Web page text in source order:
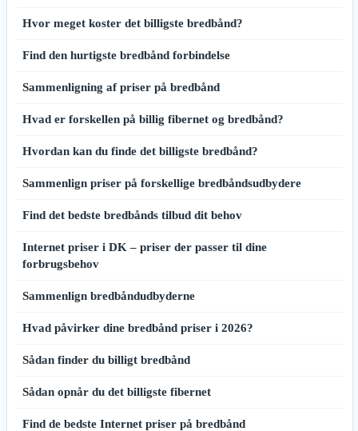
Hvor meget koster det billigste bredbånd?
Find den hurtigste bredbånd forbindelse
Sammenligning af priser på bredbånd
Hvad er forskellen på billig fibernet og bredbånd?
Hvordan kan du finde det billigste bredbånd?
Sammenlign priser på forskellige bredbåndsudbydere
Find det bedste bredbånds tilbud dit behov
Internet priser i DK – priser der passer til dine
forbrugsbehov
Sammenlign bredbåndudbyderne
Hvad påvirker dine bredbånd priser i 2026?
Sådan finder du billigt bredbånd
Sådan opnår du det billigste fibernet
Find de bedste Internet priser på bredbånd